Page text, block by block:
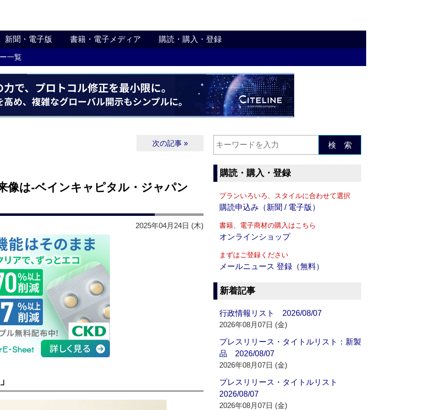
新聞・電子版 書籍・電子メディア 購読・購入・登録
一覧
次の記事 »
像は‐ベインキャピタル・ジャパン
2025年04月24日 (木)
検 索
購読・購入・登録
プランいろいろ、スタイルに合わせて選択
購読申込み（新聞 / 電子版）
書籍、電子商材の購入はこちら
オンラインショップ
まずはご登録ください
メールニュース 登録（無料）
新着記事
行政情報リスト 2026/08/07
2026年08月07日 (金)
プレスリリース・タイトルリスト：新製
品 2026/08/07
2026年08月07日 (金)
プレスリリース・タイトルリスト
2026/08/07
2026年08月07日 (金)